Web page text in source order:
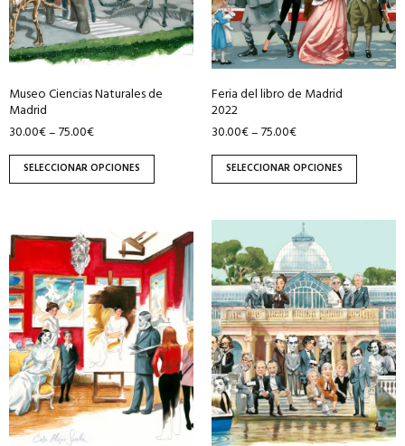
Museo Ciencias Naturales de
Madrid
30.00€–75.00€
SELECCIONAR OPCIONES
se
pueden
elegir
la
página
de
producto
Feria del libro de Madrid
2022
30.00€–75.00€
SELECCIONAR OPCIONES
se
pueden
elegir
en
la
página
de
producto
Este
producto
tiene
múltiples
variantes.
Las
opciones
se
pueden
elegir
producto
tiene
múltiples
variantes.
Las
opciones
se
pueden
elegir